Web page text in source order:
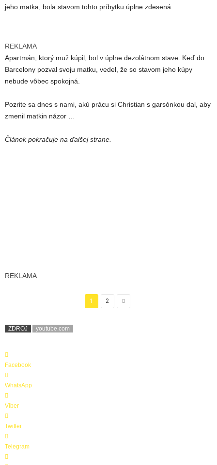
jeho matka, bola stavom tohto príbytku úplne zdesená.
REKLAMA
Apartmán, ktorý muž kúpil, bol v úplne dezolátnom stave. Keď do
Barcelony pozval svoju matku, vedel, že so stavom jeho kúpy
nebude vôbec spokojná.
Pozrite sa dnes s nami, akú prácu si Christian s garsónkou dal, aby
zmenil matkin názor …
Článok pokračuje na ďalšej strane.
REKLAMA
1 2
ZDROJ youtube.com
Facebook
WhatsApp
Viber
Twitter
Telegram